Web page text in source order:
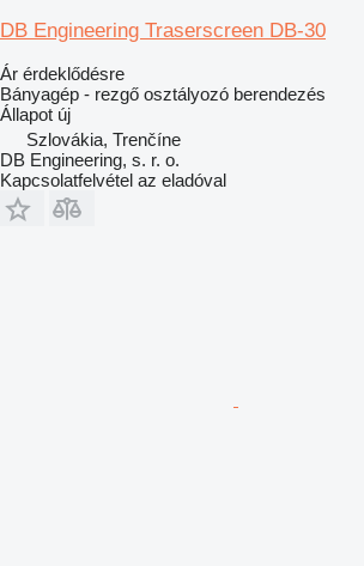
DB Engineering Traserscreen DB-30
Ár érdeklődésre
Bányagép - rezgő osztályozó berendezés
Állapot új
Szlovákia, Trenčíne
DB Engineering, s. r. o.
Kapcsolatfelvétel az eladóval